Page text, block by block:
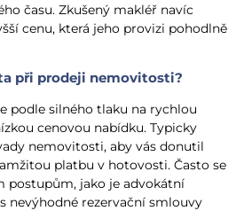
času. Zkušený makléř navíc
cenu, která jeho provizi pohodlně
při prodeji nemovitosti?
podle silného tlaku na rychlou
cenovou nabídku. Typicky
nemovitosti, aby vás donutil
platbu v hotovosti. Často se
postupům, jako je advokátní
nevýhodné rezervační smlouvy